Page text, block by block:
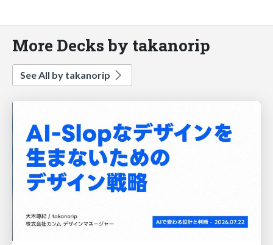
More Decks by takanorip
See All by takanorip